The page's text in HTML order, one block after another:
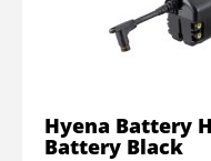
Hyena Battery
Battery Black